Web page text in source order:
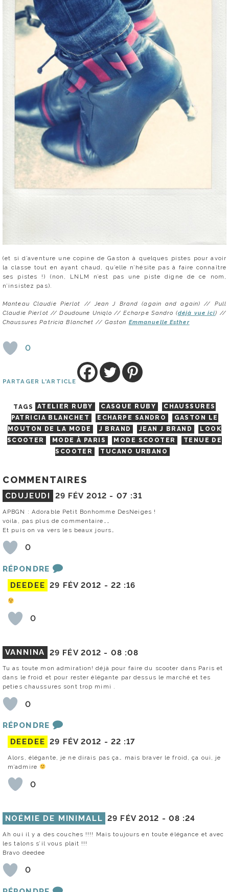
(et si d’aventure une copine de Gaston à quelques pistes pour avoir
la classe tout en ayant chaud, qu’elle n’hésite pas à faire connaître
ses pistes !) (non, LNLM n’est pas une piste digne de ce nom,
n’insistez pas).
Manteau Claudie Pierlot // Jean J Brand (again and again) // Pull
Claudie Pierlot // Doudoune Uniqlo // Echarpe Sandro (déjà vue ici) //
Chaussures Patricia Blanchet // Gaston Emmanuelle Esther
0
PARTAGER L'ARTICLE
TAGS ATELIER RUBY CASQUE RUBY
CHAUSSURES
PATRICIA BLANCHET
ECHARPE SANDRO
GASTON LE
MOUTON DE LA MODE
J BRAND JEAN J BRAND
LOOK
SCOOTER
MODE À PARIS MODE SCOOTER
TENUE DE
SCOOTER
TUCANO URBANO
COMMENTAIRES
CDUJEUDI 29 FÉV 2012 - 07 :31
APBGN : Adorable Petit Bonhomme DesNeiges !
voila, pas plus de commentaire……
Et puis on va vers les beaux jours…
0
RÉPONDRE
DEEDEE 29 FÉV 2012 - 22 :16
0
VANNINA 29 FÉV 2012 - 08 :08
Tu as toute mon admiration! déjà pour faire du scooter dans Paris et
dans le froid et pour rester élégante par dessus le marché et tes
peties chaussures sont trop mimi .
0
RÉPONDRE
DEEDEE 29 FÉV 2012 - 22 :17
Alors, élégante, je ne dirais pas ça… mais braver le froid, ça oui, je
m’admire
0
NOÉMIE DE MINIMALL 29 FÉV 2012 - 08 :24
Ah oui il y a des couches !!!! Mais toujours en toute élégance et avec
les talons s’il vous plait !!!
Bravo deedee
0